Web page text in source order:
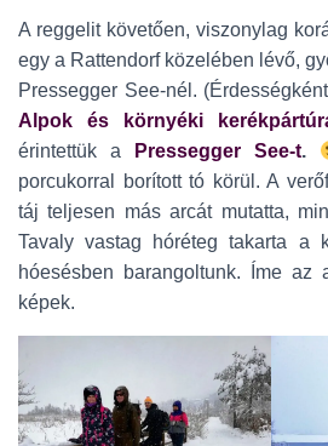
A reggelit követően, viszonylag
egy a Rattendorf közelében lévő,
Pressegger See-nél.
Alpok és környéki
érintettük a
Pressegger See-t.
porcukorral borított tó körül. A
táj teljesen más arcát mutatta,
Tavaly vastag hóréteg takarta a
hóesésben barangoltunk. Íme az
képek.